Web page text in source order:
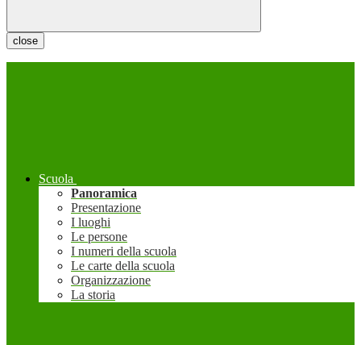
close
Scuola
Panoramica
Presentazione
I luoghi
Le persone
I numeri della scuola
Le carte della scuola
Organizzazione
La storia